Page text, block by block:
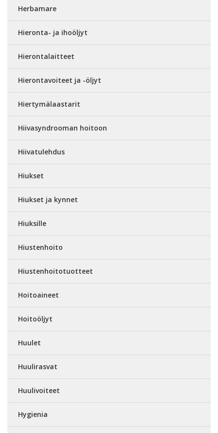
Herbamare
Hieronta- ja ihoöljyt
Hierontalaitteet
Hierontavoiteet ja -öljyt
Hiertymälaastarit
Hiivasyndrooman hoitoon
Hiivatulehdus
Hiukset
Hiukset ja kynnet
Hiuksille
Hiustenhoito
Hiustenhoitotuotteet
Hoitoaineet
Hoitoöljyt
Huulet
Huulirasvat
Huulivoiteet
Hygienia